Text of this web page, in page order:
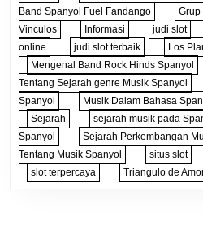
Band Spanyol Fuel Fandango
Grup
Vinculos
Informasi judi slot
online
judi slot terbaik Los
Mengenal Band Rock Hinds Spanyol
Tentang Sejarah genre Musik Spanyol
Spanyol
Musik Dalam Bahasa
Sejarah
sejarah musik pada
Spanyol
Sejarah Perkembangan
Tentang Musik Spanyol
situs slot
slot terpercaya
Triangulo de